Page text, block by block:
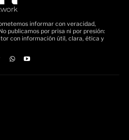
informar con veracidad,
publicamos por prisa ni por presión:
con información útil, clara, ética y